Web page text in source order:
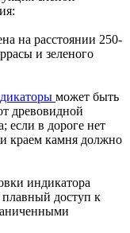
на расстоянии 250-
и зеленого
может быть
древовидной
если в дороге нет
краем камня должно
индикатора
доступ к